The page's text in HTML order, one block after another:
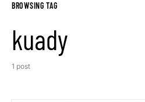
BROWSING TAG
kuady
1 post